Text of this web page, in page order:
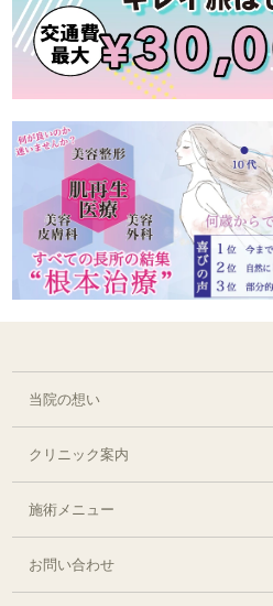
当院の想い
クリニック案内
施術メニュー
お問い合わせ